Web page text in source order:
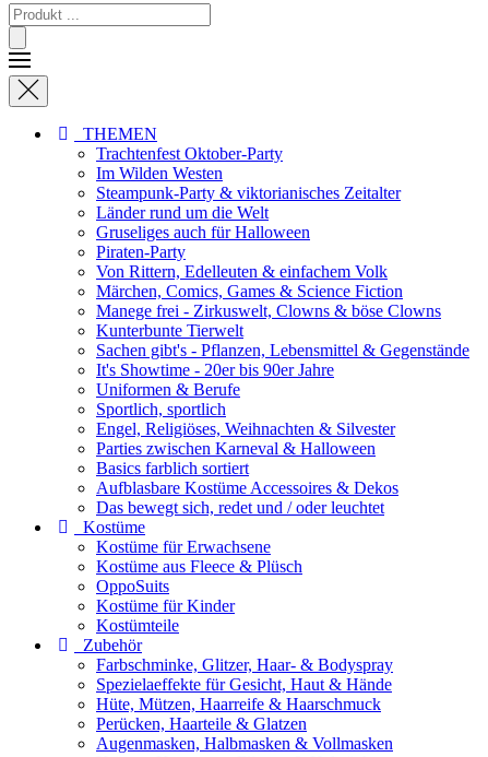
Products
search
THEMEN
Trachtenfest Oktober-Party
Im Wilden Westen
Steampunk-Party & viktorianisches Zeitalter
Länder rund um die Welt
Gruseliges auch für Halloween
Piraten-Party
Von Rittern, Edelleuten & einfachem Volk
Märchen, Comics, Games & Science Fiction
Manege frei - Zirkuswelt, Clowns & böse Clowns
Kunterbunte Tierwelt
Sachen gibt's - Pflanzen, Lebensmittel & Gegenstände
It's Showtime - 20er bis 90er Jahre
Uniformen & Berufe
Sportlich, sportlich
Engel, Religiöses, Weihnachten & Silvester
Parties zwischen Karneval & Halloween
Basics farblich sortiert
Aufblasbare Kostüme Accessoires & Dekos
Das bewegt sich, redet und / oder leuchtet
Kostüme
Kostüme für Erwachsene
Kostüme aus Fleece & Plüsch
OppoSuits
Kostüme für Kinder
Kostümteile
Zubehör
Farbschminke, Glitzer, Haar- & Bodyspray
Spezielaeffekte für Gesicht, Haut & Hände
Hüte, Mützen, Haarreife & Haarschmuck
Perücken, Haarteile & Glatzen
Augenmasken, Halbmasken & Vollmasken